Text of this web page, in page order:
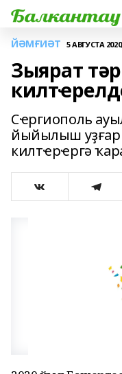
ЙӘМҒИӘТ 5 АВГУСТА
Зыярат
Сҽргиополь
йыйылыш
килтҽрҽргә